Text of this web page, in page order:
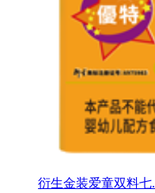
衍生金装爱童双料七.